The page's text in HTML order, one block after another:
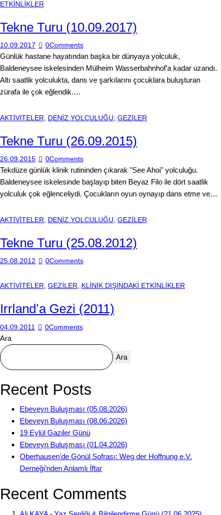
ETKİNLİKLER
Tekne Turu (10.09.2017)
10.09.2017 0Comments
Günlük hastane hayatından başka bir dünyaya yolculuk,
Baldeneysee iskelesinden Mülheim Wasserbahnhof’a kadar uzandı.
Altı saatlik yolculukta, dans ve şarkılarını çocuklara buluşturan
zürafa ile çok eğlendik.…
AKTİVİTELER DENİZ YOLCULUĞU GEZİLER
Tekne Turu (26.09.2015)
26.09.2015 0Comments
Tekdüze günlük klinik rutininden çıkarak "See Ahoi" yolculuğu.
Baldeneysee iskelesinde başlayıp biten Beyaz Filo ile dört saatlik
yolculuk çok eğlenceliydi. Çocukların oyun oynayıp dans etme ve…
AKTİVİTELER DENİZ YOLCULUĞU GEZİLER
Tekne Turu (25.08.2012)
25.08.2012 0Comments
AKTİVİTELER, GEZİLER, KLİNİK DIŞINDAKİ ETKİNLİKLER
Irrland’a Gezi (2011)
04.09.2011 0Comments
Ara
Ara
Recent Posts
Ebeveyn Buluşması (05.08.2026)
Ebeveyn Buluşması (08.06.2026)
19 Eylül Gaziler Günü
Ebeveyn Buluşması (01.04.2026)
Oberhausen’de Gönül Sofrası: Weg der Hoffnung e.V.
Derneği’nden Anlamlı İftar
Recent Comments